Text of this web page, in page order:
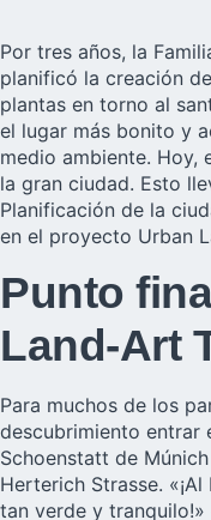
Por tres años, la
planificó la creación
plantas en torno al
el lugar más bonito y
medio ambiente. Hoy,
la gran ciudad. Esto
Planificación de la
en el proyecto Urban
Punto
Land-Art
Para muchos de los
descubrimiento entrar
Schoenstatt de Múnich
Herterich Strasse.
tan verde y